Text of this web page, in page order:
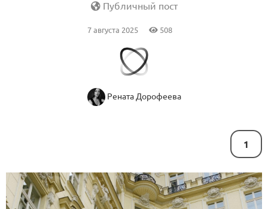
Публичный пост
7 августа 2025 508
Рената Дорофеева
1